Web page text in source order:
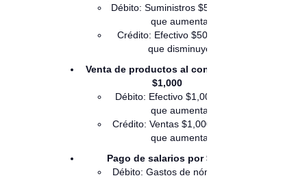
Débito: Suministros $500 (activo
que aumenta)
Crédito: Efectivo $500 (activo
que disminuye)
Venta de productos al contado por
$1,000
Débito: Efectivo $1,000 (activo
que aumenta)
Crédito: Ventas $1,000 (ingreso
que aumenta)
Pago de salarios por $800
Débito: Gastos de nómina $800